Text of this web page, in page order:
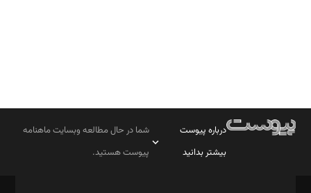
درباره پیوست
بیشتر بدانید
شما در حال مطالعه وبسایت ماهنامه
پیوست هستید.